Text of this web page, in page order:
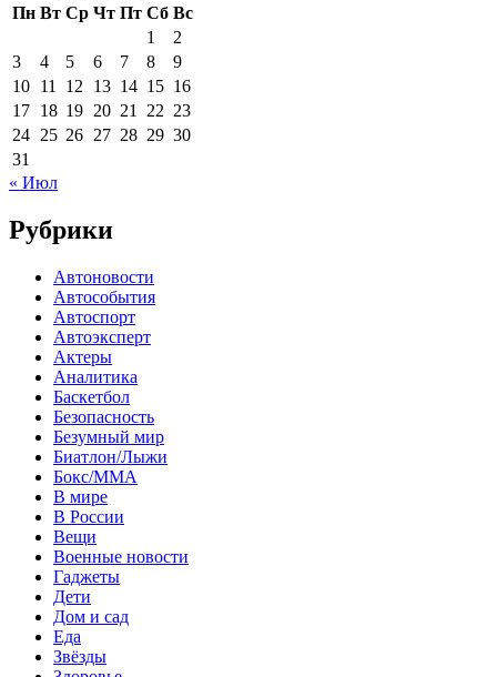
Пн Вт Ср Чт Пт Сб Вс
1
2
3
4 5 6 7 8
9
10 11 12 13 14 15 16
17 18 19 20 21 22 23
24 25 26 27 28 29 30
31
« Июл
Рубрики
Автоновости
Автособытия
Автоспорт
Автоэксперт
Актеры
Аналитика
Баскетбол
Безопасность
Безумный мир
Биатлон/Лыжи
Бокс/MMA
В мире
В России
Вещи
Военные новости
Гаджеты
Дети
Дом и сад
Еда
Звёзды